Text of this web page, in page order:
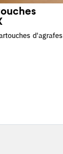
d'agrafes